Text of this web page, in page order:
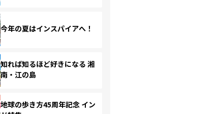
今年の夏はインスパイアへ！
知れば知るほど好きになる 湘
南・江の島
地球の歩き方45周年記念 イン